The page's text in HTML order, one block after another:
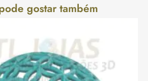
gostar também